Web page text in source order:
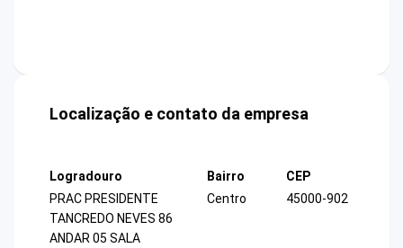
Localização e contato da empresa
Logradouro
PRAC PRESIDENTE
TANCREDO NEVES 86
ANDAR 05 SALA
Bairro
Centro
CEP
45000-902